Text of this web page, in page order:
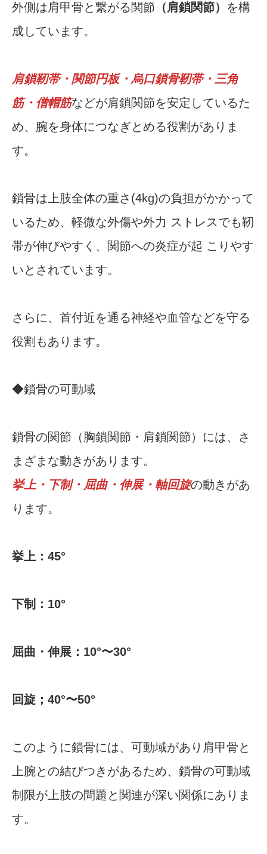
外側は肩甲骨と繋がる関節 （肩鎖関節） を構
成しています。
肩鎖靭帯・関節円板・烏口鎖骨靭帯・三角
筋・僧帽筋などが肩鎖関節を安定しているた
め、腕を身体につなぎとめる役割がありま
す。
鎖骨は上肢全体の重さ(4kg)の負担がかかって
いるため、軽微な外傷や外力 ストレスでも靭
帯が伸びやすく、関節への炎症が起 こりやす
いとされています。
さらに、首付近を通る神経や血管などを守る
役割もあります。
◆鎖骨の可動域
鎖骨の関節（胸鎖関節・肩鎖関節）には、さ
まざまな動きがあります。
挙上・下制・屈曲・伸展・軸回旋の動きがあ
ります。
挙上：45°
下制：10°
屈曲・伸展：10°〜30°
回旋；40°〜50°
このように鎖骨には、可動域があり肩甲骨と
上腕との結びつきがあるため、鎖骨の可動域
制限が上肢の問題と関連が深い関係にありま
す。